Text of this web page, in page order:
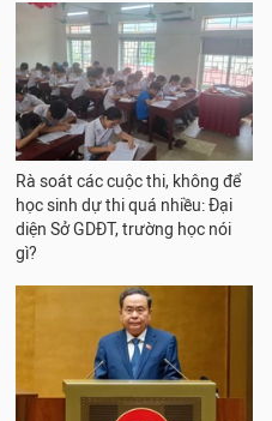
Rà soát các cuộc thi, không để
học sinh dự thi quá nhiều: Đại
diện Sở GDĐT, trường học nói
gì?